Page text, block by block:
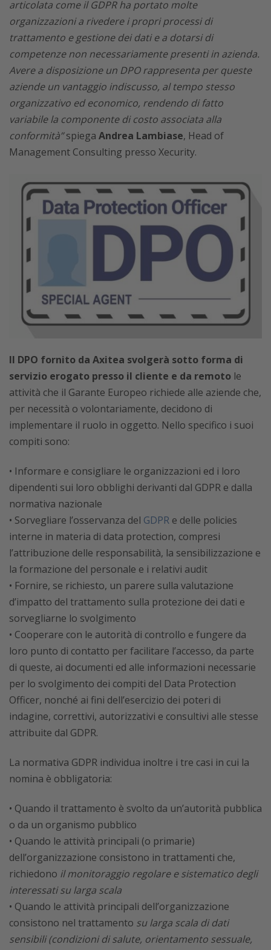
articolata come il GDPR ha portato molte
organizzazioni a rivedere i propri processi di
trattamento e gestione dei dati e a dotarsi di
competenze non necessariamente presenti in azienda.
Avere a disposizione un DPO rappresenta per queste
aziende un vantaggio indiscusso, al tempo stesso
organizzativo ed economico, rendendo di fatto
variabile la componente di costo associata alla
conformità”spiega Andrea Lambiase, Head of
Management Consulting presso Xecurity.
Il DPO fornito da Axitea svolgerà sotto forma di
servizio erogato presso il cliente e da remoto le
attività che il Garante Europeo richiede alle aziende che,
per necessità o volontariamente, decidono di
implementare il ruolo in oggetto. Nello specifico i suoi
compiti sono:
• Informare e consigliare le organizzazioni ed i loro
dipendenti sui loro obblighi derivanti dal GDPR e dalla
normativa nazionale
• Sorvegliare l’osservanza del GDPR e delle policies
interne in materia di data protection, compresi
l’attribuzione delle responsabilità, la sensibilizzazione e
la formazione del personale e i relativi audit
• Fornire, se richiesto, un parere sulla valutazione
d’impatto del trattamento sulla protezione dei dati e
sorvegliarne lo svolgimento
• Cooperare con le autorità di controllo e fungere da
loro punto di contatto per facilitare l’accesso, da parte
di queste, ai documenti ed alle informazioni necessarie
per lo svolgimento dei compiti del Data Protection
Officer, nonché ai fini dell’esercizio dei poteri di
indagine, correttivi, autorizzativi e consultivi alle stesse
attribuite dal GDPR.
La normativa GDPR individua inoltre i tre casi in cui la
nomina è obbligatoria:
• Quando il trattamento è svolto da un’autorità pubblica
o da un organismo pubblico
• Quando le attività principali (o primarie)
dell’organizzazione consistono in trattamenti che,
richiedono il monitoraggio regolare e sistematico degli
interessati su larga scala
• Quando le attività principali dell’organizzazione
consistono nel trattamento su larga scala di dati
sensibili (condizioni di salute, orientamento sessuale,